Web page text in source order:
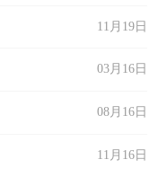
11月19日
03月16日
08月16日
11月16日